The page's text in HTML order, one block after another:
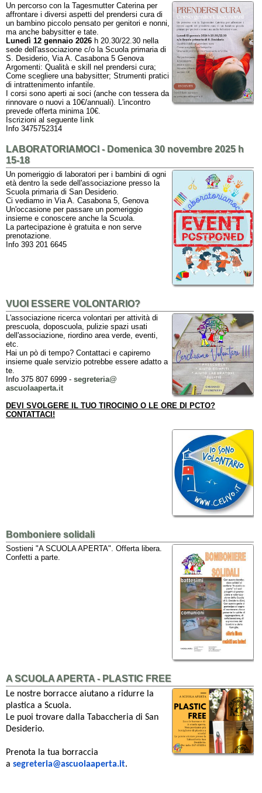
Un percorso con la Tagesmutter Caterina per
affrontare i diversi aspetti del prendersi cura di
un bambino piccolo pensato per genitori e nonni,
ma anche babysitter e tate.
Lunedì 12 gennaio 2026 h 20.30/22.30 nella
sede dell'associazione c/o la Scuola primaria di
S. Desiderio, Via A. Casabona 5 Genova
Argomenti: Qualità e skill nel prendersi cura;
Come scegliere una babysitter; Strumenti pratici
di intrattenimento infantile.
I corsi sono aperti ai soci (anche con tessera da
rinnovare o nuovi a 10€/annuali). L'incontro
prevede offerta minima 10€.
Iscrizioni al seguente link
Info 3475752314
LABORATORIAMOCI - Domenica 30 novembre 2025 h
15-18
Un pomeriggio di laboratori per i bambini di ogni
età dentro la sede dell'associazione presso la
Scuola primaria di San Desiderio.
Ci vediamo in Via A. Casabona 5, Genova
Un'occasione per passare un pomeriggio
insieme e conoscere anche la Scuola.
La partecipazione è gratuita e non serve
prenotazione.
Info 393 201 6645
VUOI ESSERE VOLONTARIO?
L'associazione ricerca volontari per attività di
prescuola, doposcuola, pulizie spazi usati
dell'associazione, riordino area verde, eventi,
etc.
Hai un pò di tempo? Contattaci e capiremo
insieme quale servizio potrebbe essere adatto a
te.
Info 375 807 6999 - segreteria@
ascuolaaperta.it
DEVI SVOLGERE IL TUO TIROCINIO O LE ORE DI PCTO?
CONTATTACI!
Bomboniere solidali
Sostieni "A SCUOLA APERTA". Offerta libera.
Confetti a parte.
A SCUOLA APERTA - PLASTIC FREE
Le nostre borracce aiutano a ridurre la
plastica a Scuola.
Le puoi trovare dalla Tabaccheria di San
Desiderio.
Prenota la tua borraccia
a segreteria@ascuolaaperta.it.